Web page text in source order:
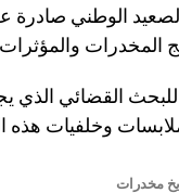
الوطني صادرة
المخدرات والمؤثرات
القضائي الذي
وخلفيات هذه
مخدرات